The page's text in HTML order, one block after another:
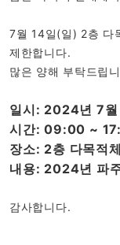
7월 14일(일) 2층 다
제한합니다.
많은 양해 부탁드립
일시: 2024년 7
시간: 09:00 ~
장소: 2층 다목적
내용: 2024년 파
감사합니다.